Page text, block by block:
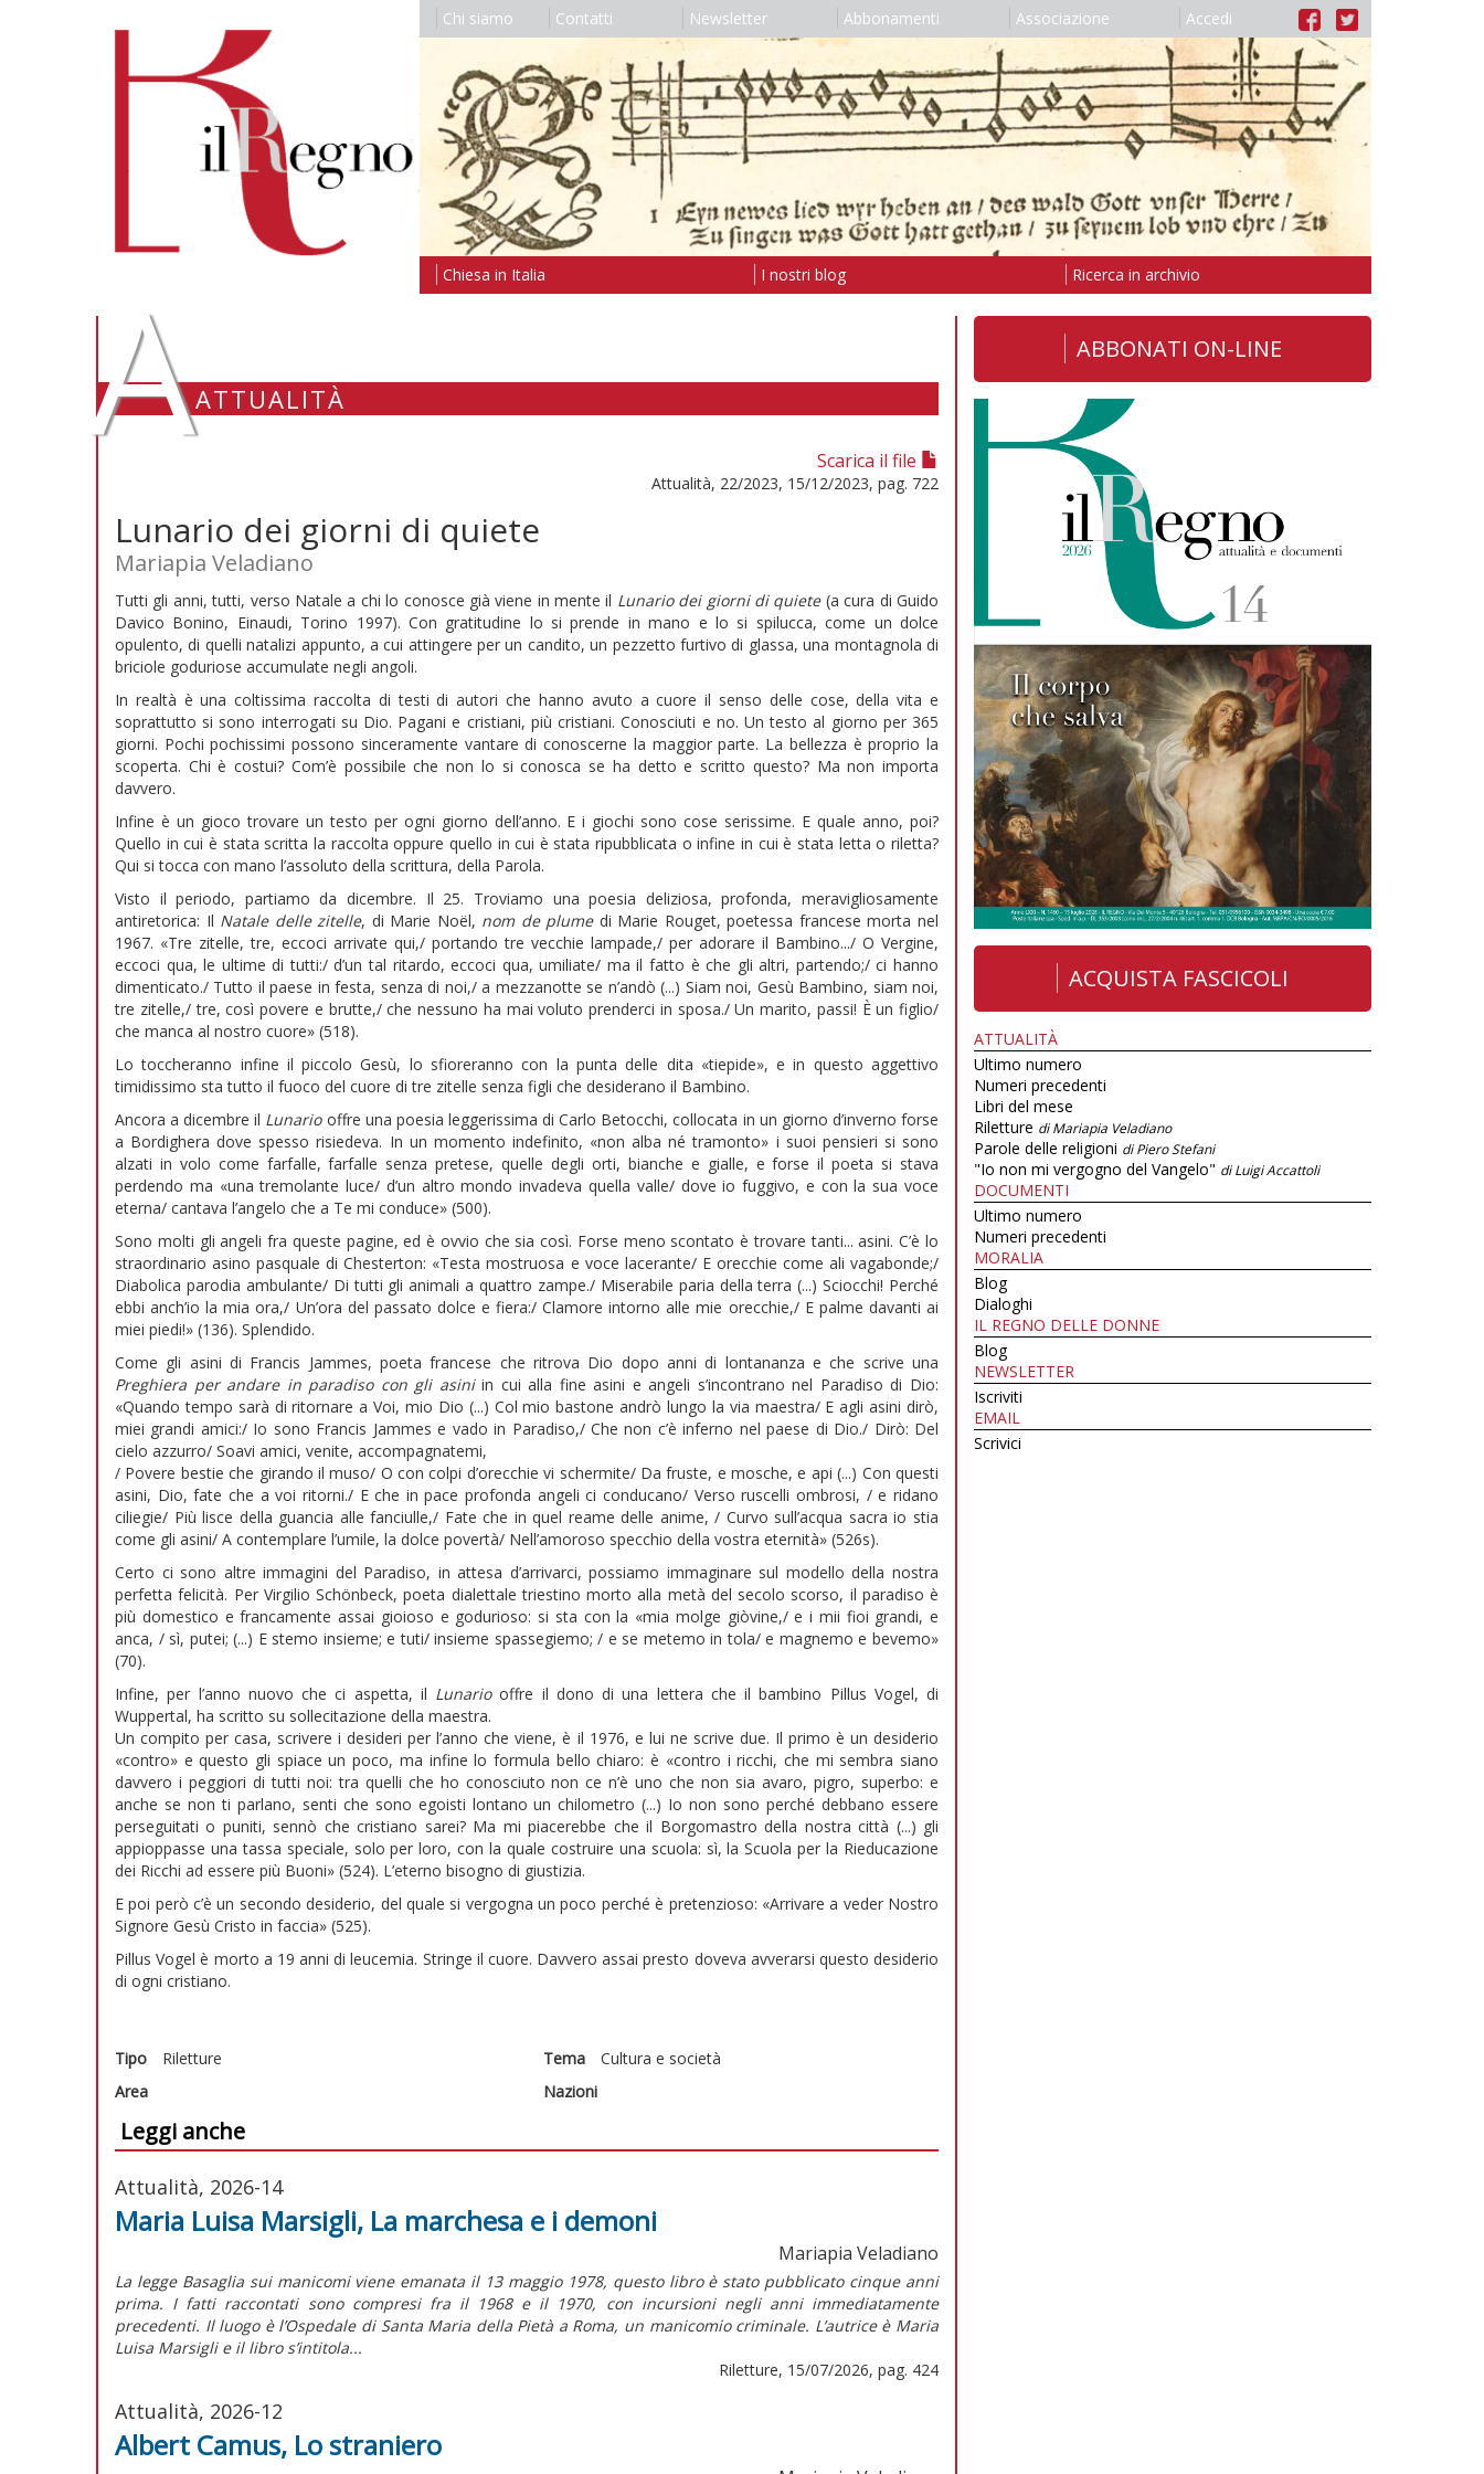
Chi siamo Contatti Newsletter Abbonamenti Associazione Accedi
Chiesa in Italia I nostri blog Ricerca in archivio
AATTUALITÀ
Scarica il file
Attualità, 22/2023, 15/12/2023, pag. 722
Lunario dei giorni di quiete
Mariapia Veladiano
Tutti gli anni, tutti, verso Natale a chi lo conosce già viene in mente il Lunario dei giorni di quiete(a cura di Guido
Davico Bonino, Einaudi, Torino 1997). Con gratitudine lo si prende in mano e lo si spilucca, come un dolce
opulento, di quelli natalizi appunto, a cui attingere per un candito, un pezzetto furtivo di glassa, una montagnola di
briciole goduriose accumulate negli angoli.
In realtà è una coltissima raccolta di testi di autori che hanno avuto a cuore il senso delle cose, della vita e
soprattutto si sono interrogati su Dio. Pagani e cristiani, più cristiani. Conosciuti e no. Un testo al giorno per 365
giorni. Pochi pochissimi possono sinceramente vantare di conoscerne la maggior parte. La bellezza è proprio la
scoperta. Chi è costui? Com’è possibile che non lo si conosca se ha detto e scritto questo? Ma non importa
davvero.
Infine è un gioco trovare un testo per ogni giorno dell’anno. E i giochi sono cose serissime. E quale anno, poi?
Quello in cui è stata scritta la raccolta oppure quello in cui è stata ripubblicata o infine in cui è stata letta o riletta?
Qui si tocca con mano l’assoluto della scrittura, della Parola.
Visto il periodo, partiamo da dicembre. Il 25. Troviamo una poesia deliziosa, profonda, meravigliosamente
antiretorica: Il Natale delle zitelle, di Marie Noël, nom de plumedi Marie Rouget, poetessa francese morta nel
1967. «Tre zitelle, tre, eccoci arrivate qui,/ portando tre vecchie lampade,/ per adorare il Bambino.../ O Vergine,
eccoci qua, le ultime di tutti:/ d’un tal ritardo, eccoci qua, umiliate/ ma il fatto è che gli altri, partendo;/ ci hanno
dimenticato./ Tutto il paese in festa, senza di noi,/ a mezzanotte se n’andò (...) Siam noi, Gesù Bambino, siam noi,
tre zitelle,/ tre, così povere e brutte,/ che nessuno ha mai voluto prenderci in sposa./ Un marito, passi! È un figlio/
che manca al nostro cuore» (518).
Lo toccheranno infine il piccolo Gesù, lo sfioreranno con la punta delle dita «tiepide», e in questo aggettivo
timidissimo sta tutto il fuoco del cuore di tre zitelle senza figli che desiderano il Bambino.
Ancora a dicembre il Lunariooffre una poesia leggerissima di Carlo Betocchi, collocata in un giorno d’inverno forse
a Bordighera dove spesso risiedeva. In un momento indefinito, «non alba né tramonto» i suoi pensieri si sono
alzati in volo come farfalle, farfalle senza pretese, quelle degli orti, bianche e gialle, e forse il poeta si stava
perdendo ma «una tremolante luce/ d’un altro mondo invadeva quella valle/ dove io fuggivo, e con la sua voce
eterna/ cantava l’angelo che a Te mi conduce» (500).
Sono molti gli angeli fra queste pagine, ed è ovvio che sia così. Forse meno scontato è trovare tanti... asini. C’è lo
straordinario asino pasquale di Chesterton: «Testa mostruosa e voce lacerante/ E orecchie come ali vagabonde;/
Diabolica parodia ambulante/ Di tutti gli animali a quattro zampe./ Miserabile paria della terra (...) Sciocchi! Perché
ebbi anch’io la mia ora,/ Un’ora del passato dolce e fiera:/ Clamore intorno alle mie orecchie,/ E palme davanti ai
miei piedi!» (136). Splendido.
Come gli asini di Francis Jammes, poeta francese che ritrova Dio dopo anni di lontananza e che scrive una
Preghiera per andare in paradiso con gli asiniin cui alla fine asini e angeli s’incontrano nel Paradiso di Dio:
«Quando tempo sarà di ritornare a Voi, mio Dio (...) Col mio bastone andrò lungo la via maestra/ E agli asini dirò,
miei grandi amici:/ Io sono Francis Jammes e vado in Paradiso,/ Che non c’è inferno nel paese di Dio./ Dirò: Del
cielo azzurro/ Soavi amici, venite, accompagnatemi,
/ Povere bestie che girando il muso/ O con colpi d’orecchie vi schermite/ Da fruste, e mosche, e api (...) Con questi
asini, Dio, fate che a voi ritorni./ E che in pace profonda angeli ci conducano/ Verso ruscelli ombrosi, / e ridano
ciliegie/ Più lisce della guancia alle fanciulle,/ Fate che in quel reame delle anime, / Curvo sull’acqua sacra io stia
come gli asini/ A contemplare l’umile, la dolce povertà/ Nell’amoroso specchio della vostra eternità» (526s).
Certo ci sono altre immagini del Paradiso, in attesa d’arrivarci, possiamo immaginare sul modello della nostra
perfetta felicità. Per Virgilio Schönbeck, poeta dialettale triestino morto alla metà del secolo scorso, il paradiso è
più domestico e francamente assai gioioso e godurioso: si sta con la «mia molge giòvine,/ e i mii fioi grandi, e
anca, / sì, putei; (...) E stemo insieme; e tuti/ insieme spassegiemo; / e se metemo in tola/ e magnemo e bevemo»
(70).
Infine, per l’anno nuovo che ci aspetta, il Lunariooffre il dono di una lettera che il bambino Pillus Vogel, di
Wuppertal, ha scritto su sollecitazione della maestra.
Un compito per casa, scrivere i desideri per l’anno che viene, è il 1976, e lui ne scrive due. Il primo è un desiderio
«contro» e questo gli spiace un poco, ma infine lo formula bello chiaro: è «contro i ricchi, che mi sembra siano
davvero i peggiori di tutti noi: tra quelli che ho conosciuto non ce n’è uno che non sia avaro, pigro, superbo: e
anche se non ti parlano, senti che sono egoisti lontano un chilometro (...) Io non sono perché debbano essere
perseguitati o puniti, sennò che cristiano sarei? Ma mi piacerebbe che il Borgomastro della nostra città (...) gli
appioppasse una tassa speciale, solo per loro, con la quale costruire una scuola: sì, la Scuola per la Rieducazione
dei Ricchi ad essere più Buoni» (524). L’eterno bisogno di giustizia.
E poi però c’è un secondo desiderio, del quale si vergogna un poco perché è pretenzioso: «Arrivare a veder Nostro
Signore Gesù Cristo in faccia» (525).
Pillus Vogel è morto a 19 anni di leucemia. Stringe il cuore. Davvero assai presto doveva avverarsi questo desiderio
di ogni cristiano.
Tipo Riletture Tema
Cultura e società
Area
Nazioni
Leggi anche
Attualità, 2026-14
Maria Luisa Marsigli, La marchesa e i demoni
Mariapia Veladiano
La legge Basaglia sui manicomi viene emanata il 13 maggio 1978, questo libro è stato pubblicato cinque anni
prima. I fatti raccontati sono compresi fra il 1968 e il 1970, con incursioni negli anni immediatamente
precedenti. Il luogo è l’Ospedale di Santa Maria della Pietà a Roma, un manicomio criminale. L’autrice è Maria
Luisa Marsigli e il libro s’intitola...
Riletture, 15/07/2026, pag. 424
Attualità, 2026-12
Albert Camus, Lo straniero
ABBONATI ON-LINE
ACQUISTA FASCICOLI
ATTUALITÀ
Ultimo numero
Numeri precedenti
Libri del mese
Riletture di Mariapia Veladiano
Parole delle religioni di Piero Stefani
"Io non mi vergogno del Vangelo" di Luigi Accattoli
DOCUMENTI
Ultimo numero
Numeri precedenti
MORALIA
Blog
Dialoghi
IL REGNO DELLE DONNE
Blog
NEWSLETTER
Iscriviti
EMAIL
Scrivici